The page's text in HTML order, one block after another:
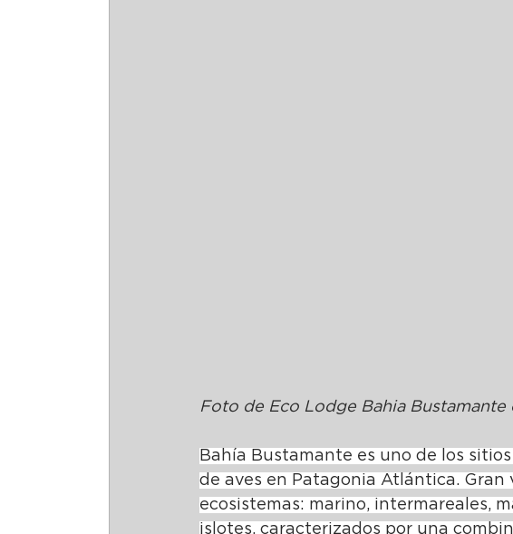
Foto de Eco Lodge Bahia
Bahía Bustamante es uno de los
de aves en Patagonia Atlántica.
ecosistemas: marino, intermareales,
islotes, caracterizados por una